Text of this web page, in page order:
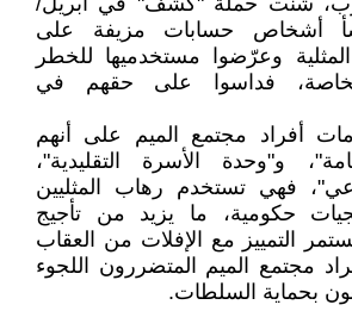
أشخاص حسابات مزيفة على
وعرّضوا مستخدميها للخطر
الخاصة، فداسوا على حقهم في
أفراد مجتمع الميم على أنهم
و"وحدة الأسرة التقليدية"،
فهي تستخدم رهاب المثليين
حكومية، ما يزيد من تأجيج
التمييز مع الإفلات من العقاب
مجتمع الميم المتضررون اللجوء
بحماية السلطات.